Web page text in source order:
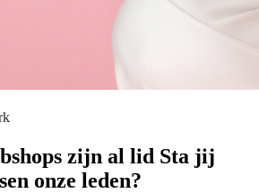
zijn al lid Sta jij
onze leden?